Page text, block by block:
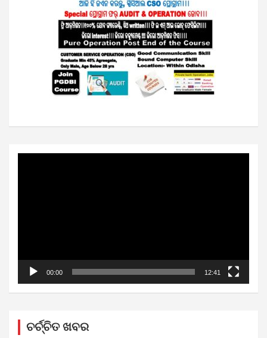
00:00 12:41
ଚର୍ଚ୍ଚିତ ଖବର